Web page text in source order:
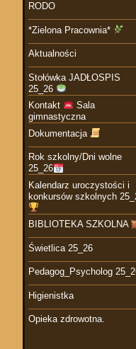
RODO
*Zielona Pracownia*
Aktualności
Stołówka JADŁOSPIS
25_26
Kontakt
Sala
gimnastyczna
Dokumentacja
Rok szkolny/Dni wolne
25_26
Kalendarz uroczystości i
konkursów szkolnych
BIBLIOTEKA SZKOLNA
Świetlica 25_26
Pedagog_Psycholog
Higienistka
Opieka zdrowotna.